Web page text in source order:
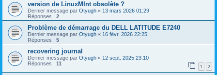
version de LinuxMInt obsolète ?
Dernier message par Otyugh « 13 mars 2026 01:29
Réponses : 2
Problème de démarrage du DELL LATITUDE E7240
Dernier message par Otyugh « 16 févr. 2026 22:25
Réponses : 5
recovering journal
Dernier message par Otyugh « 12 sept. 2025 23:10
Réponses : 11 1 2